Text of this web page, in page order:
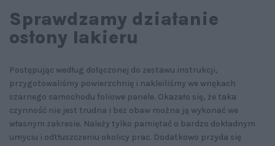
Sprawdzamy działanie
osłony lakieru
Postępując według dołączonej do zestawu instrukcji,
przygotowaliśmy powierzchnię i nakleiliśmy we wnękach
czarnego samochodu foliowe panele. Okazało się, że taka
czynność nie jest trudna i bez obaw można ją wykonać we
własnym zakresie. Należy tylko pamiętać o bardzo dokładnym
umyciu i odtłuszczeniu okolicy prac. Dodatkowo przyda się